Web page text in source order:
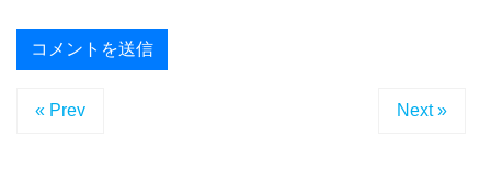
« Prev Next »